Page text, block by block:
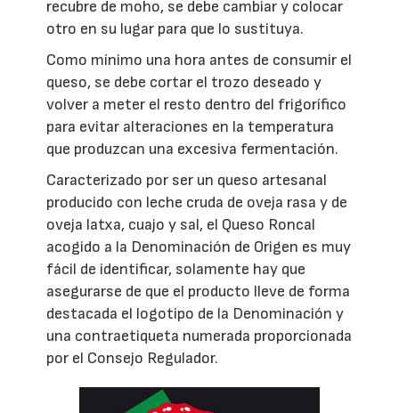
recubre de moho, se debe cambiar y colocar
otro en su lugar para que lo sustituya.
Como mínimo una hora antes de consumir el
queso, se debe cortar el trozo deseado y
volver a meter el resto dentro del frigorífico
para evitar alteraciones en la temperatura
que produzcan una excesiva fermentación.
Caracterizado por ser un queso artesanal
producido con leche cruda de oveja rasa y de
oveja latxa, cuajo y sal, el Queso Roncal
acogido a la Denominación de Origen es muy
fácil de identificar, solamente hay que
asegurarse de que el producto lleve de forma
destacada el logotipo de la Denominación y
una contraetiqueta numerada proporcionada
por el Consejo Regulador.